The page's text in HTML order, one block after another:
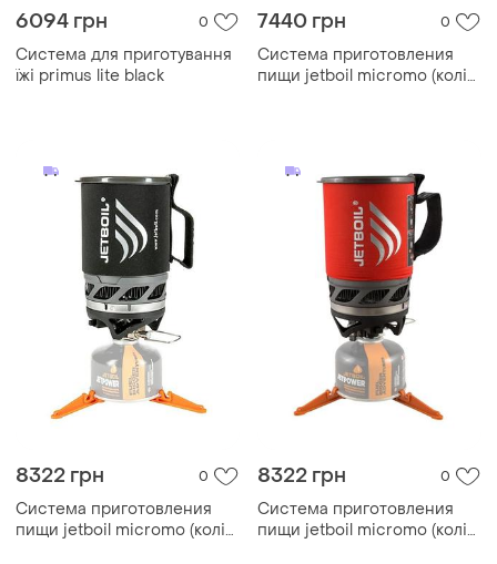
6094 грн 0
Система для приготування
їжі primus lite black
7440 грн 0
Система приготовления
пищи jetboil micromo (колір
8322 грн 0
Система приготовления
пищи jetboil micromo (колір
8322 грн 0
Система приготовления
пищи jetboil micromo (колір